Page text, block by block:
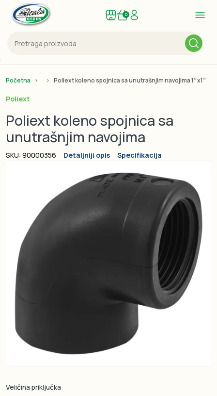
0
Početna Poliext koleno spojnica sa unutrašnjim navojima 1″x1″
Poliext
Poliext koleno spojnica sa
unutrašnjim navojima
SKU: 90000356 Detaljniji opis Specifikacija
Veličina priključka: